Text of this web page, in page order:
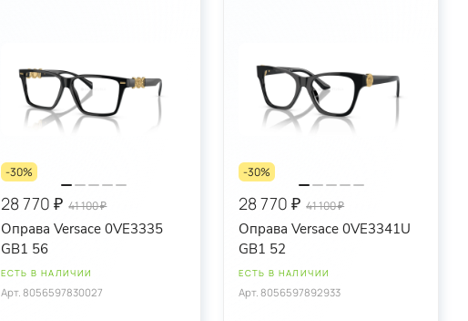
-30%
28 770 ₽ 41 100 ₽
Оправа Versace 0VE3335
GB1 56
ЕСТЬ В НАЛИЧИИ
Арт.8056597830027
-30%
28 770 ₽ 41 100 ₽
Оправа Versace 0VE3341U
GB1 52
ЕСТЬ В НАЛИЧИИ
Арт.8056597892933